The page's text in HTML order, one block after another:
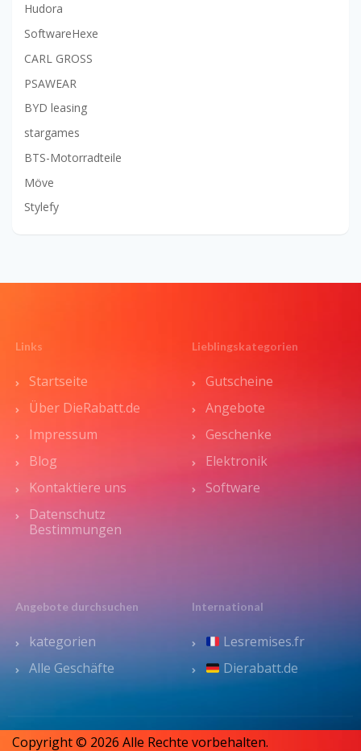
Hudora
SoftwareHexe
CARL GROSS
PSAWEAR
BYD leasing
stargames
BTS-Motorradteile
Möve
Stylefy
Links
Startseite
Über DieRabatt.de
Impressum
Blog
Kontaktiere uns
Datenschutz
Bestimmungen
Lieblingskategorien
Gutscheine
Angebote
Geschenke
Elektronik
Software
Angebote durchsuchen
kategorien
Alle Geschäfte
International
Lesremises.fr
Dierabatt.de
Copyright © 2026 Alle Rechte vorbehalten.